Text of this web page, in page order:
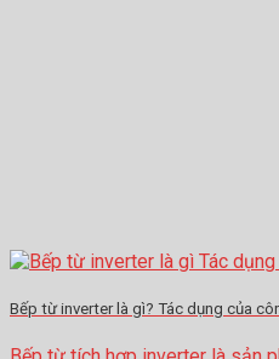
Bếp từ inverter là gì? Tác dụng của